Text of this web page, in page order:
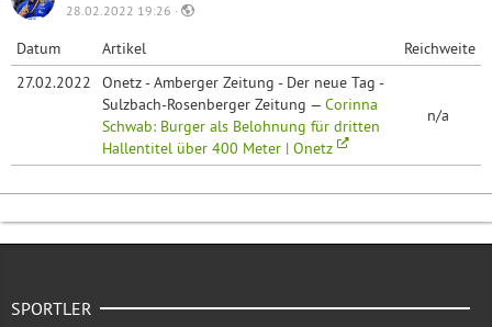
28.02.2022 19:26 ·
Datum Artikel
Reichweite
27.02.2022
Onetz - Amberger Zeitung - Der neue Tag -
Sulzbach-Rosenberger Zeitung — Corinna
Schwab: Burger als Belohnung für dritten
Hallentitel über 400 Meter | Onetz
n/a
SPORTLER